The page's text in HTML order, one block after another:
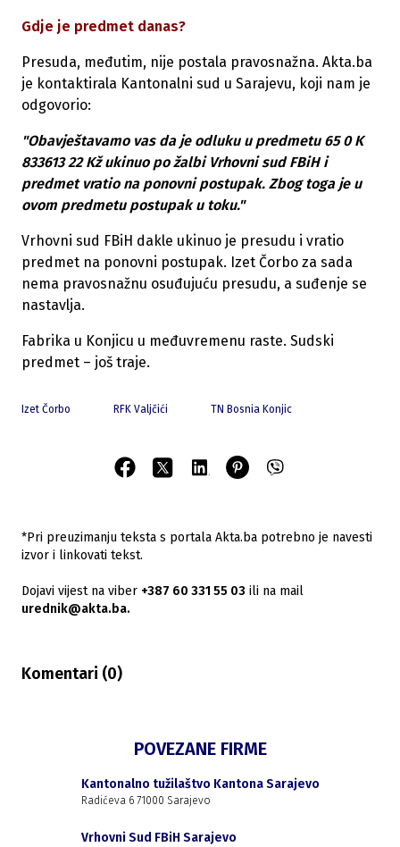
Gdje je predmet danas?
Presuda, međutim, nije postala pravosnažna. Akta.ba
je kontaktirala Kantonalni sud u Sarajevu, koji nam je
odgovorio:
"Obavještavamo vas da je odluku u predmetu 65 0 K
833613 22 Kž ukinuo po žalbi Vrhovni sud FBiH i
predmet vratio na ponovni postupak. Zbog toga je u
ovom predmetu postupak u toku."
Vrhovni sud FBiH dakle ukinuo je presudu i vratio
predmet na ponovni postupak. Izet Čorbo za sada
nema pravosnažnu osuđujuću presudu, a suđenje se
nastavlja.
Fabrika u Konjicu u međuvremenu raste. Sudski
predmet – još traje.
Izet Čorbo RFK Valjčići TN Bosnia Konjic
*Pri preuzimanju teksta s portala Akta.ba potrebno je navesti
izvor i linkovati tekst.
Dojavi vijest na viber +387 60 331 55 03 ili na mail
urednik@akta.ba.
Komentari (0)
POVEZANE FIRME
Kantonalno tužilaštvo Kantona Sarajevo
Radićeva 6 71000 Sarajevo
Vrhovni Sud FBiH Sarajevo